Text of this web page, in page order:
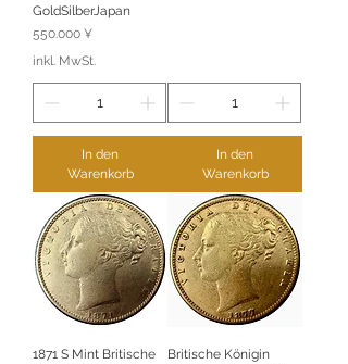
GoldSilberJapan
Preis
550.000 ¥
inkl. MwSt.
In den
Warenkorb
In den
Warenkorb
1871 S Mint Britische
Britische Königin